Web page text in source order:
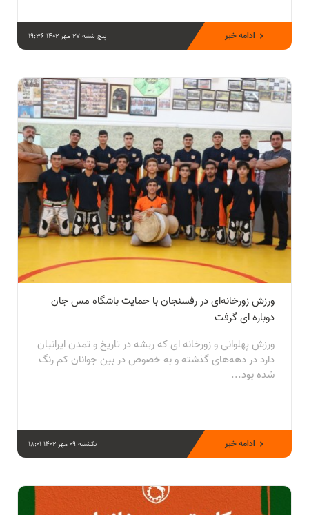
پنج شنبه 27 مهر 1402 19:36 ادامه خبر
ورزش زورخانه‌ای در رفسنجان با حمایت باشگاه مس جان
دوباره ای گرفت
ورزش پهلوانی و زورخانه ای که ریشه در تاریخ و تمدن ایرانیان
دارد در دهه‌های گذشته و به خصوص در بین جوانان کم رنگ
شده بود...
یکشنبه 09 مهر 1402 18:01 ادامه خبر